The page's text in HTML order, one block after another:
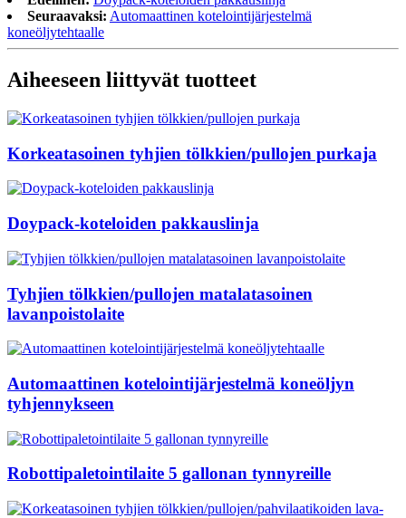
Seuraavaksi: Automaattinen kotelointijärjestelmä
koneöljytehtaalle
Aiheeseen liittyvät tuotteet
Korkeatasoinen tyhjien tölkkien/pullojen purkaja
Doypack-koteloiden pakkauslinja
Tyhjien tölkkien/pullojen matalatasoinen
lavanpoistolaite
Automaattinen kotelointijärjestelmä koneöljyn
tyhjennykseen
Robottipaletointilaite 5 gallonan tynnyreille